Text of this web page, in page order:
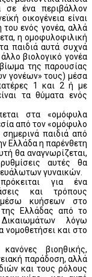
ένα περιβάλλον
οικογένεια είναι
ενός γονέα, αλλά
η ομοφυλοφιλική
παιδιά αυτά συχνά
βιολογικό γονέα
της παρουσίας
γονέων» τους) μέσα
1 και 2 ή με
τα θύματα ενός
στα «ομόφυλα
από τον «ομόφυλο
παιδιά από
Ελλάδα η παρένθετη
θα αναγνωρίζεται,
αυτές θα
ευάλωτων γυναικών.
για ένα
και τρόπους
κυήσεων στο
της Ελλάδας από το
λόγω
και στο
βιοηθικής,
παράδοση, αλλά
και τους ρόλους